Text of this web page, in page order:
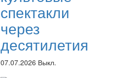
спектакли
через
десятилетия
07.07.2026 Выкл.